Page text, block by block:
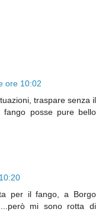
ore 10:02
traspare senza il
fango posse pure bello
per il fango, a Borgo
mi sono rotta di